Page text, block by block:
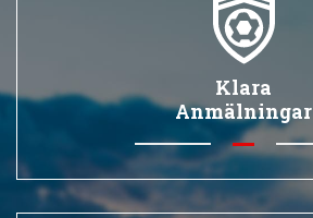
Klara
Anmälningar